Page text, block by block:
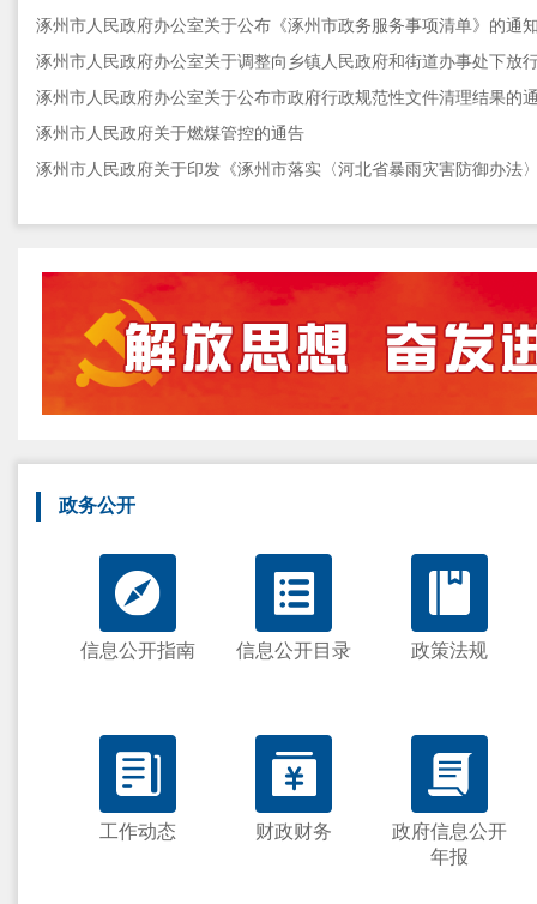
涿州市人民政府办公室关于公布《涿州市政务服务事项清单》的通
涿州市人民政府办公室关于公布市政府行政规范性文件清理结果的
涿州市人民政府关于燃煤管控的通告
政务公开
信息公开指南 信息公开目录 政策法规
工作动态 财政财务
政府信息公开
年报